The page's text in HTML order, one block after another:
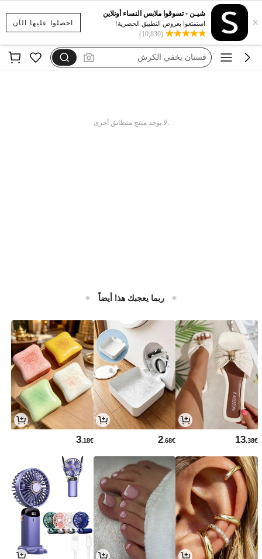
احصلوا عليها الآن ×
شيـن - تسوقوا ملابس النساء أونلاين
استمتعوا بعروض التطبيق الحصرية!
(10,830)
بيجامات شتوية مقاس كبير
motf
فستان يخفي الكرش
dazy
.لا يوجد منتج متطابق أخرى
ربما يعجبك هذا أيضاً
13.38€
2.68€
3.18€